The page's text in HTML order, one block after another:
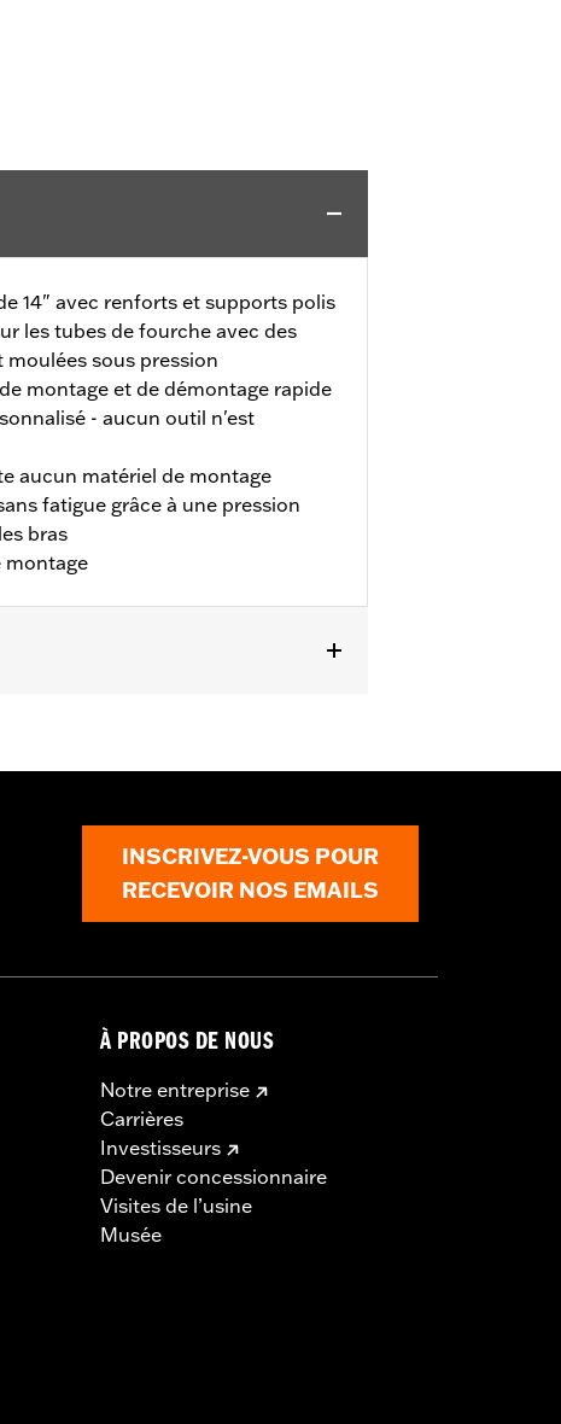
14" avec renforts et supports polis
les tubes de fourche avec des
sous pression
montage et de démontage rapide
- aucun outil n'est
aucun matériel de montage
fatigue grâce à une pression
bras
montage
INSCRIVEZ-VOUS POUR
RECEVOIR NOS EMAILS
À PROPOS DE NOUS
Notre entreprise
Carrières
Investisseurs
Devenir concessionnaire
Visites de l’usine
Musée